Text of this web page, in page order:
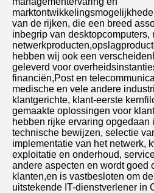
van de rijken, die een breed
inbegrip van desktopcomputers,
hebben wij ook een
geleverd voor
financiën,Post en
medische en vele andere
klantgerichte, klant-eerste
gemaakte oplossingen voor
hebben rijke ervaring opgedaan
technische bewijzen, selectie
implementatie van het netwerk,
exploitatie en onderhoud,
andere aspecten en wordt goed
klanten,en is vastbesloten om
uitstekende IT-dienstverlener in